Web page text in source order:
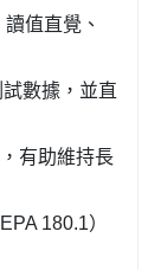
值直覺、
試數據，並直
有助維持長
180.1）